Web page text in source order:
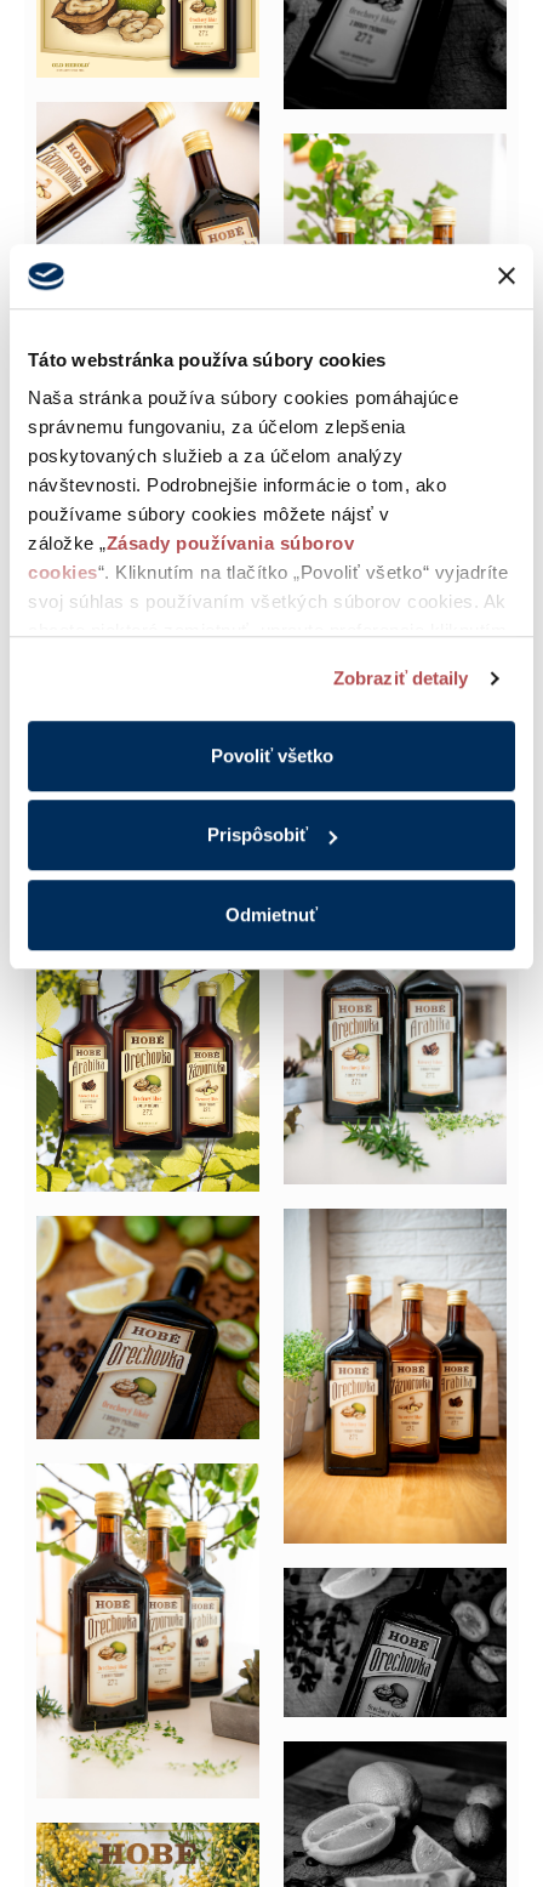
Táto webstránka používa súbory cookies
Naša stránka používa súbory cookies pomáhajúce
správnemu fungovaniu, za účelom zlepšenia
poskytovaných služieb a za účelom analýzy
návštevnosti. Podrobnejšie informácie o tom, ako
používame súbory cookies môžete nájsť v
záložke „Zásady používania súborov
cookies“. Kliknutím na tlačítko „Povoliť všetko“ vyjadríte
svoj súhlas s používaním všetkých súborov cookies. Ak
Zobraziť detaily
Povoliť všetko
Prispôsobiť
Odmietnuť